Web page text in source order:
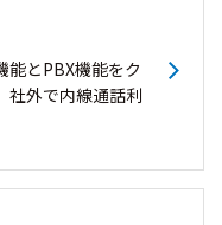
能とPBX機能をク
社外で内線通話利